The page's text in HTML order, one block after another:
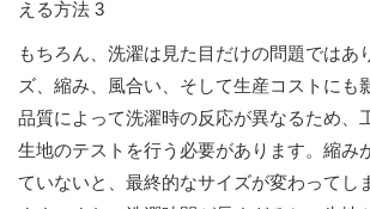
もちろん、洗濯は見た目だけの問題ではあ
ズ、縮み、風合い、そして生産コストにも
品質によって洗濯時の反応が異なるため、
生地のテストを行う必要があります。縮み
ていないと、最終的なサイズが変わってし